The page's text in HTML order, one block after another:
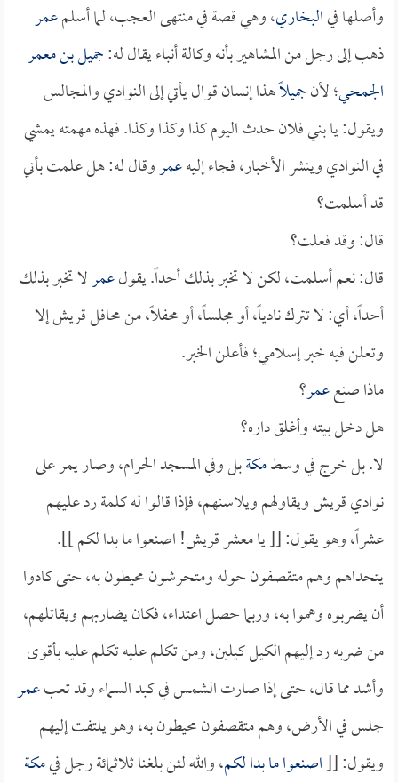
وأصلها فيالبخاري، وهي قصة في منتهى العجب، لما أسلمعمر
ذهب إلى رجل من المشاهير بأنه وكالة أنباء يقال له:جميل بن معمر
الجمحي؛ لأنجميلاًهذا إنسان قوال يأتي إلى النوادي والمجالس
ويقول: يا بني فلان حدث اليوم كذا وكذا وكذا. فهذه مهمته يمشي
في النوادي وينشر الأخبار، فجاء إليهعمروقال له: هل علمت بأني
قد أسلمت؟
قال: وقد فعلت؟
قال: نعم أسلمت، لكن لا تخبر بذلك أحداً. يقولعمرلا تخبر بذلك
أحداً، أي: لا تترك نادياً، أو مجلساً، أو محفلاً، من محافل قريش إلا
وتعلن فيه خبر إسلامي؛ فأعلن الخبر.
ماذا صنععمر؟
هل دخل بيته وأغلق داره؟
لا. بل خرج في وسطمكةبل وفي المسجد الحرام، وصار يمر على
نوادي قريش ويقاولهم ويلاسنهم، فإذا قالوا له كلمة رد عليهم
عشراً، وهو يقول: [[ يا معشر قريش! اصنعوا ما بدا لكم ]].
يتحداهم وهم متقصفون حوله ومتحرشون محيطون به، حتى كادوا
أن يضربوه وهموا به، وربما حصل اعتداء، فكان يضاربهم ويقاتلهم،
من ضربه رد إليهم الكيل كيلين، ومن تكلم عليه تكلم عليه بأقوى
وأشد مما قال، حتى إذا صارت الشمس في كبد السماء وقد تعبعمر
جلس في الأرض، وهم متقصفون محيطون به، وهو يلتفت إليهم
ويقول: [[اصنعوا ما بدا لكم، والله لئن بلغنا ثلاثمائة رجل فيمكة